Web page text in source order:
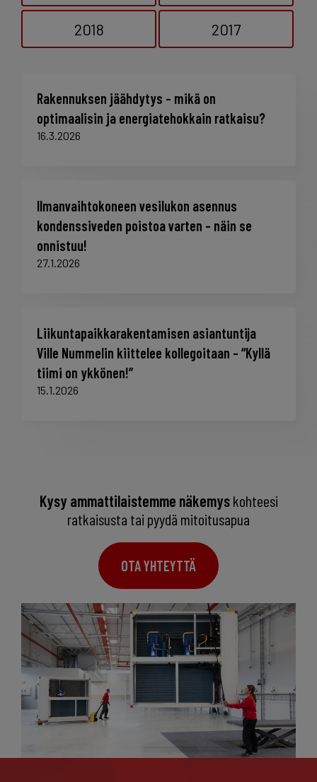
2018 2017
Rakennuksen jäähdytys – mikä on
optimaalisin ja energiatehokkain ratkaisu?
16.3.2026
Ilmanvaihtokoneen vesilukon asennus
kondenssiveden poistoa varten – näin se
onnistuu!
27.1.2026
Liikuntapaikkarakentamisen asiantuntija
Ville Nummelin kiittelee kollegoitaan – “Kyllä
tiimi on ykkönen!”
15.1.2026
Kysy ammattilaistemme näkemyskohteesi
ratkaisusta tai pyydä mitoitusapua
OTA YHTEYTTÄ